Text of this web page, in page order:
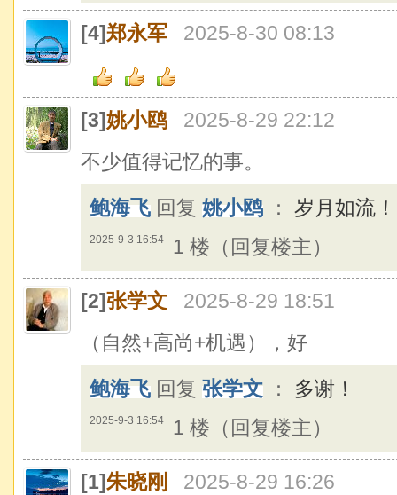
[4]郑永军 2025-8-30 08:13
[3]姚小鸥
2025-8-29 22:12
不少值得记忆的事。
鲍海飞 回复 姚小鸥 ： 岁月如流！
2025-9-3 16:54 1 楼（回复楼主）
[2]张学文
2025-8-29 18:51
（自然+高尚+机遇），好
鲍海飞 回复 张学文 ： 多谢！
2025-9-3 16:54 1 楼（回复楼主）
[1]朱晓刚 2025-8-29 16:26